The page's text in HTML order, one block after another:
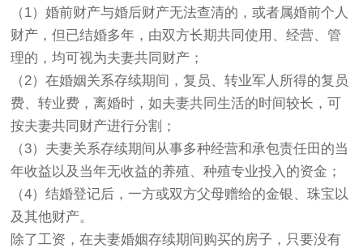
（1）婚前财产与婚后财产无法查清的，或者属婚前个人
财产，但已结婚多年，由双方长期共同使用、经营、管
理的，均可视为夫妻共同财产；
（2）在婚姻关系存续期间，复员、转业军人所得的复员
费、转业费，离婚时，如夫妻共同生活的时间较长，可
按夫妻共同财产进行分割；
（3）夫妻关系存续期间从事多种经营和承包责任田的当
年收益以及当年无收益的养殖、种殖专业投入的资金；
（4）结婚登记后，一方或双方父母赠给的金银、珠宝以
及其他财产。
除了工资，在夫妻婚姻存续期间购买的房子，只要没有